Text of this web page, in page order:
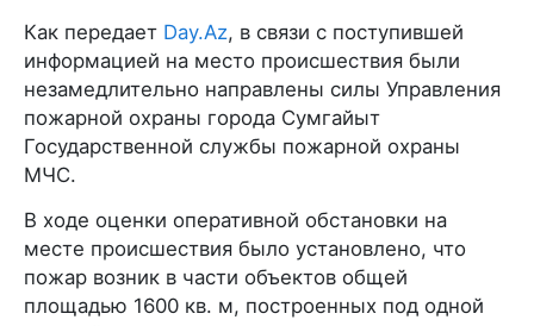
Как передает Day.Az, в связи с поступившей
информацией на место происшествия были
незамедлительно направлены силы Управления
пожарной охраны города Сумгайыт
Государственной службы пожарной охраны
МЧС.
В ходе оценки оперативной обстановки на
месте происшествия было установлено, что
пожар возник в части объектов общей
площадью 1600 кв. м, построенных под одной